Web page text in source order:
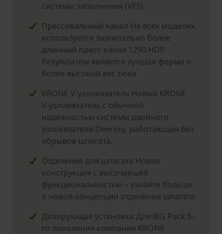
системы заполнения (VFS)
Прессовальный канал На всех моделях
используется значительно более
длинный пресс-канал 1290 HDP.
Результатом является лучшая форма и
более высокий вес тюка
KRONE V-узловязатель Новый KRONE
V-узловязатель с обычной
надежностью системы двойного
узловязателя Deering, работающая без
обрывов шпагата.
Отделение для шпагата Новая
конструкция с высочайшей
функциональностью – узнайте больше
о новой концепции отделения шпагата
Дозирующая установка Для BiG Pack 5-
го поколения компания KRONE